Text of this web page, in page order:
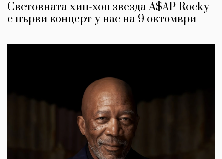
Световната хип-хоп звезда A$AP Rocky
с първи концерт у нас на 9 октомври